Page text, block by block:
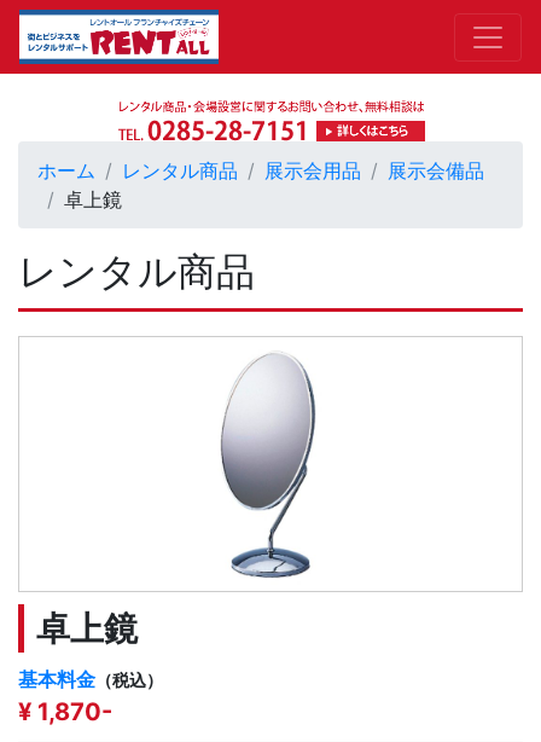
ホーム レンタル商品 展示会用品
展示会備品
卓上鏡
レンタル商品
卓上鏡
基本料金 （税込）
¥ 1,870-